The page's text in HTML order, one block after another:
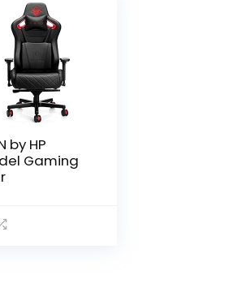
by HP
Gaming